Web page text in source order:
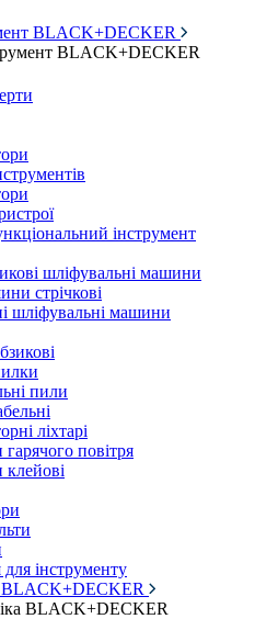
BLACK+DECKER
BLACK+DECKER
інструмент
шліфувальні машини
стрічкові
шліфувальні машини
пили
ліхтарі
гарячого повітря
клейові
інструменту
BLACK+DECKER
BLACK+DECKER